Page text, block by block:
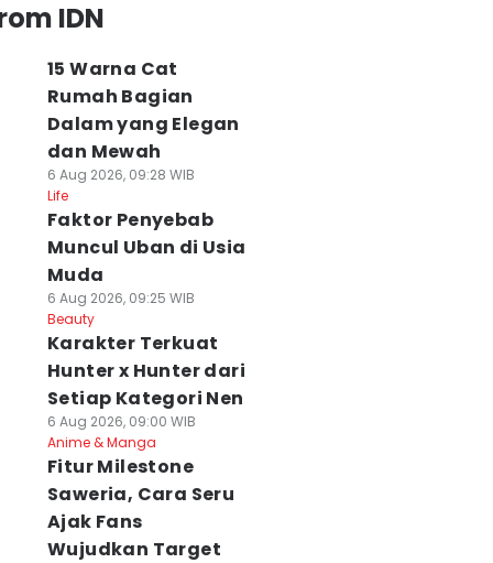
IDN
15 Warna Cat
Rumah Bagian
Dalam yang Elegan
dan Mewah
6 Aug 2026, 09:28 WIB
Life
Faktor Penyebab
Muncul Uban di Usia
Muda
6 Aug 2026, 09:25 WIB
Beauty
Karakter Terkuat
Hunter x Hunter dari
Setiap Kategori Nen
6 Aug 2026, 09:00 WIB
Anime & Manga
Fitur Milestone
Saweria, Cara Seru
Ajak Fans
Wujudkan Target